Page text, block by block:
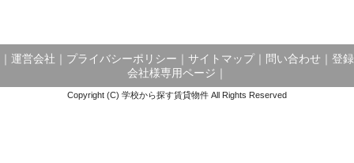
運営会社 プライバシーポリシー サイトマップ｜ 問い合わせ
登録
会社様専用ページ
Copyright (C) 学校から探す賃貸物件 All Rights Reserved